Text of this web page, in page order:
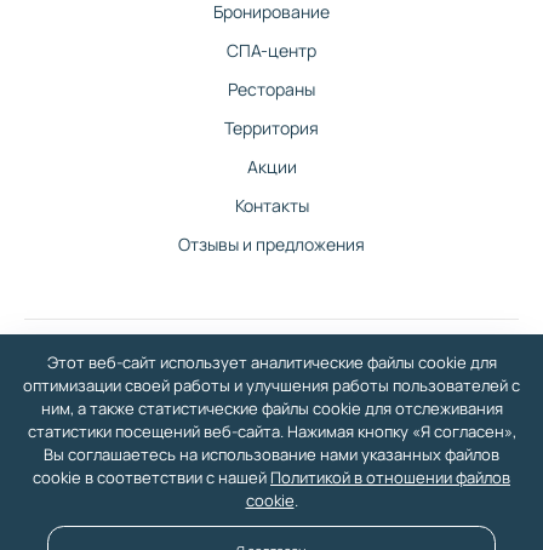
Бронирование
СПА-центр
Рестораны
Территория
Акции
Контакты
Отзывы и предложения
Санаторно-гостиничный комплекс Изумруд в Балаково — официальный
сайт
У нас вы сможете отдохнуть со всей семьей: бассейн, СПА-центр, гостиничный
комплекс, медицинский центр, шведский стол, большая территория, два
ресторана.
Политика в отношении обработки персональных данных ·Политика в отношении
· Разработка сайта и дизайн:
Этот веб-сайт использует аналитические файлы cookie для
оптимизации своей работы и улучшения работы пользователей с
ним, а также статистические файлы cookie для отслеживания
статистики посещений веб-сайта. Нажимая кнопку «Я согласен»,
Вы соглашаетесь на использование нами указанных файлов
cookie в соответствии с нашей Политикой в отношении файлов
cookie.